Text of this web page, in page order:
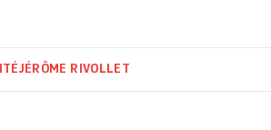
JÉRÔME RIVOLLET